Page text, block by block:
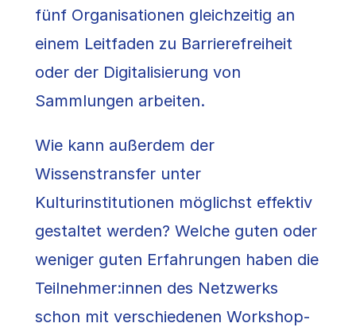
fünf Organisationen gleichzeitig an
einem Leitfaden zu Barrierefreiheit
oder der Digitalisierung von
Sammlungen arbeiten.
Wie kann außerdem der
Wissenstransfer unter
Kulturinstitutionen möglichst effektiv
gestaltet werden? Welche guten oder
weniger guten Erfahrungen haben die
Teilnehmer:innen des Netzwerks
schon mit verschiedenen Workshop-